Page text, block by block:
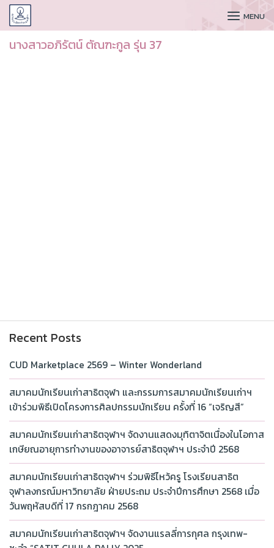
CUDAA MENU
นางสาวอภิรัตน์ ตัณฑะกูล รุ่น 37
Recent Posts
CUD Marketplace 2569 – Winter Wonderland
สมาคมนักเรียนเก่าสาธิตจุฬา และกรรมการสมาคมนักเรียนเก่าฯ
เข้าร่วมพิธีเปิดโครงการศิลปกรรมนักเรียน ครั้งที่ 16 “เจริญสี”
สมาคมนักเรียนเก่าสาธิตจุฬาฯ จัดงานแสดงมุทิตาจิตเนื่องในโอกาส
เกษียณอายุการทำงานของอาจารย์สาธิตจุฬาฯ ประจำปี 2568
สมาคมนักเรียนเก่าสาธิตจุฬาฯ ร่วมพิธีไหว้ครู โรงเรียนสาธิต
จุฬาลงกรณ์มหาวิทยาลัย ฝ่ายประถม ประจำปีการศึกษา 2568 เมื่อ
วันพฤหัสบดีที่ 17 กรกฎาคม 2568
สมาคมนักเรียนเก่าสาธิตจุฬาฯ จัดงานแรลลี่การกุศล กรุงเทพ-